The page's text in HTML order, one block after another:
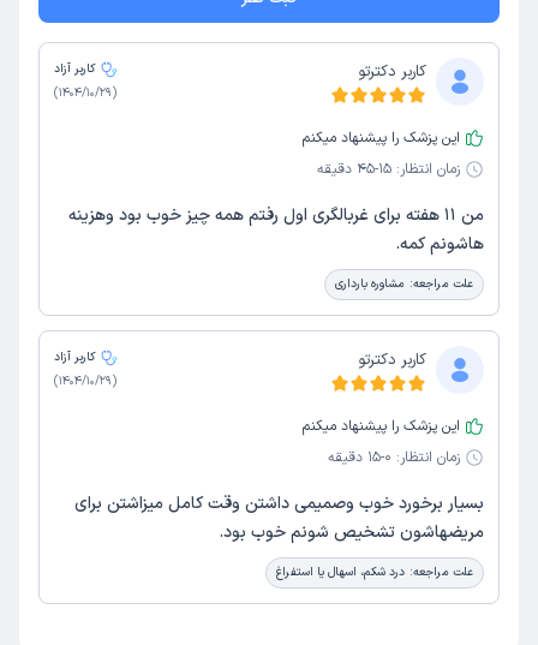
کاربر دکترتو
کاربر آزاد
(
1404/10/29
)
این پزشک را پیشنهاد میکنم
زمان انتظار: 15-45 دقیقه
من ۱۱ هفته برای غربالگری اول رفتم همه چیز خوب بود وهزینه
هاشونم کمه.
علت مراجعه: مشاوره بارداری
کاربر دکترتو
کاربر آزاد
(
1404/10/29
)
این پزشک را پیشنهاد میکنم
زمان انتظار: 0-15 دقیقه
بسیار برخورد خوب وصمیمی داشتن وقت کامل میزاشتن برای
مریضهاشون تشخیص شونم خوب بود.
علت مراجعه: درد شکم، اسهال یا استفراغ